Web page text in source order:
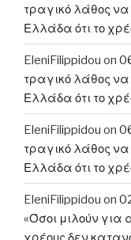
τραγικό λάθος να
Ελλάδα ότι το
EleniFilippidou on
τραγικό λάθος να
Ελλάδα ότι το
EleniFilippidou on
τραγικό λάθος να
Ελλάδα ότι το
EleniFilippidou on
«Όσοι μιλούν για